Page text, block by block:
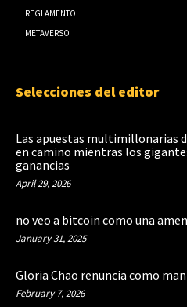
REGLAMENTO
METAVERSO
Selecciones del editor
Las apuestas multimillonarias
en camino mientras los
ganancias
April 29, 2026
no veo a bitcoin como una
January 31, 2025
Gloria Chao renuncia como
February 7, 2026